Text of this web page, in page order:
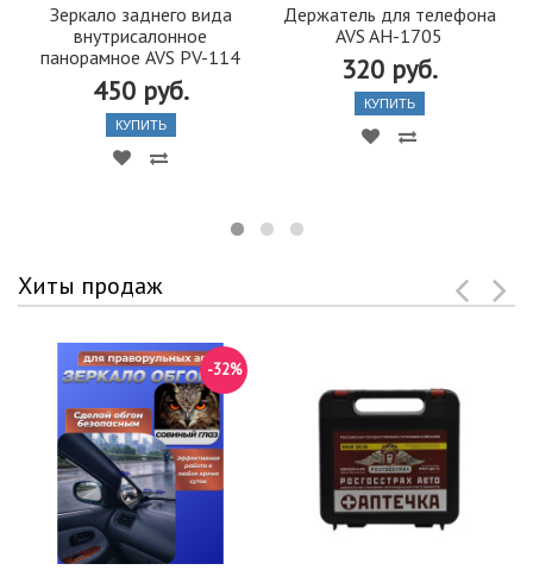
Зеркало заднего вида
внутрисалонное
панорамное AVS PV-114
450 руб.
КУПИТЬ
Держатель для телефона
AVS AH-1705
320 руб.
КУПИТЬ
Хиты продаж
-32%